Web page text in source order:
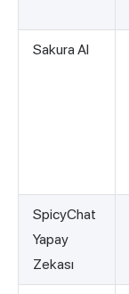
Sakura AI
SpicyChat
Yapay
Zekası